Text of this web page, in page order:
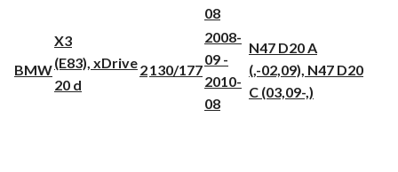
08
BMW
X3
(E83), xDrive
20 d
2130/177
2008-
09 -
2010-
08
N47 D20 A
(,-02,09), N47 D20
C (03,09-,)